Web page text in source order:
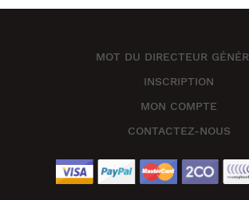
MOT DU DIRECTEUR
INSCRIPTION
MON COMPTE
CONTACTEZ-NOUS